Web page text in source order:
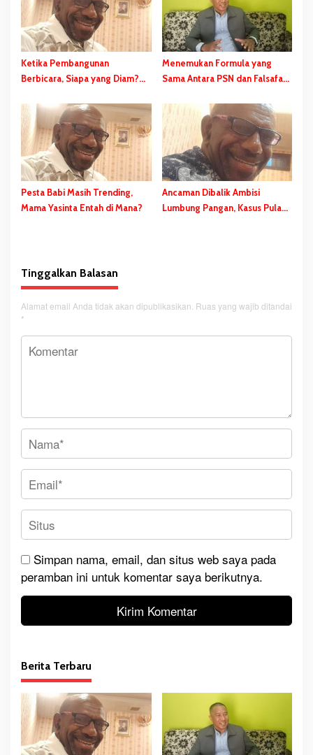
Ketika Pembangunan
Berbicara, Siapa yang Diam?
Diam-Diam Negara
Menemukan Formula yang
Sama Antara PSN dan Falsafah
Dalam Budaya Orang Malind
Pesta Babi Masih Trending,
Mama Yasinta Entah di Mana?
Ancaman Dibalik Ambisi
Lumbung Pangan, Kasus Pulau
Tinggalkan Balasan
Alamat email Anda tidak akan dipublikasikan. Ruas yang wajib ditandai
*
Simpan nama, email, dan situs web saya pada
peramban ini untuk komentar saya berikutnya.
Berita Terbaru